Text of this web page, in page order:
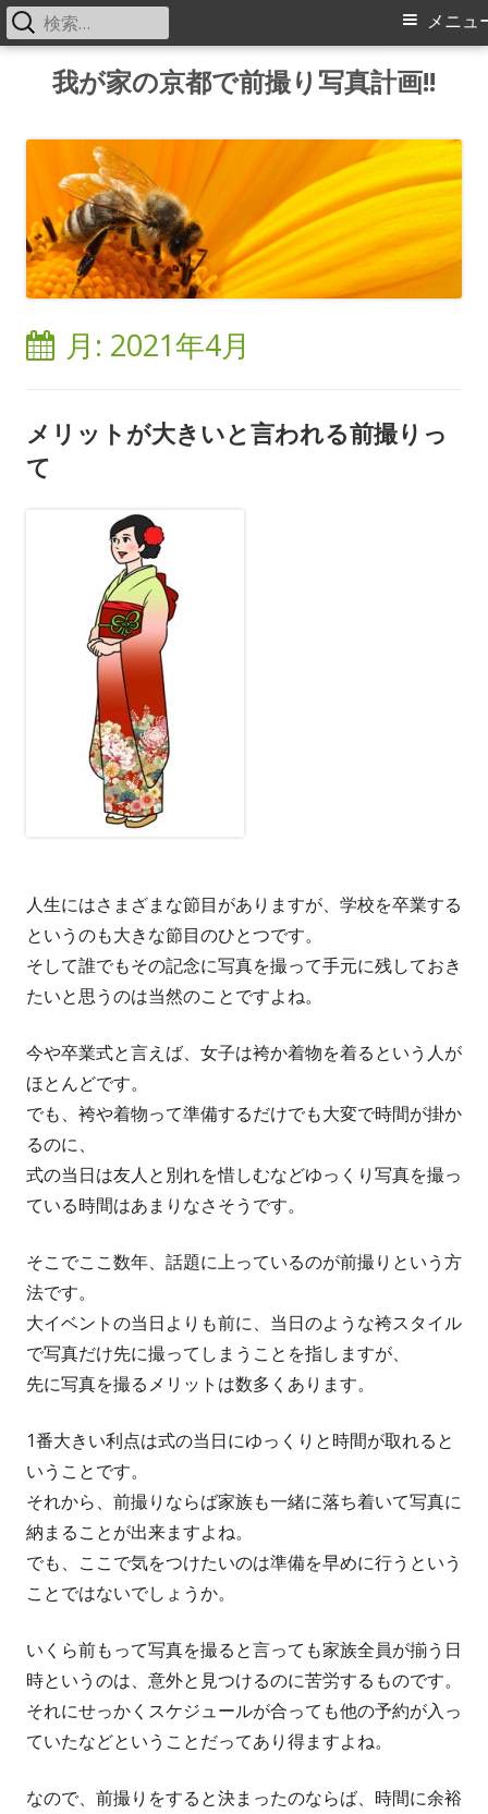
我が家の京都で前撮り写真計画!!
メ
メニュ
検
索:
月: 2021年4月
メリットが大きいと言われる前撮りっ
て
人生にはさまざまな節目がありますが、学校を卒業する
というのも大きな節目のひとつです。
そして誰でもその記念に写真を撮って手元に残しておき
たいと思うのは当然のことですよね。
今や卒業式と言えば、女子は袴か着物を着るという人が
ほとんどです。
でも、袴や着物って準備するだけでも大変で時間が掛か
るのに、
式の当日は友人と別れを惜しむなどゆっくり写真を撮っ
ている時間はあまりなさそうです。
そこでここ数年、話題に上っているのが前撮りという方
法です。
大イベントの当日よりも前に、当日のような袴スタイル
で写真だけ先に撮ってしまうことを指しますが、
先に写真を撮るメリットは数多くあります。
1番大きい利点は式の当日にゆっくりと時間が取れると
いうことです。
それから、前撮りならば家族も一緒に落ち着いて写真に
納まることが出来ますよね。
でも、ここで気をつけたいのは準備を早めに行うという
ことではないでしょうか。
いくら前もって写真を撮ると言っても家族全員が揃う日
時というのは、意外と見つけるのに苦労するものです。
それにせっかくスケジュールが合っても他の予約が入っ
ていたなどということだってあり得ますよね。
なので、前撮りをすると決まったのならば、時間に余裕